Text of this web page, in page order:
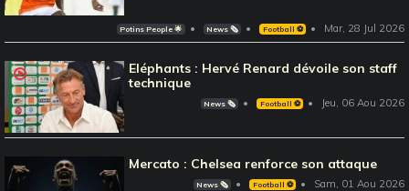
Potins People 🌟 News 🗞️ Football ⚽️ Mar, 28 Jul 2026
Eléphants : Hervé Renard dévoile son staff
technique
News 🗞️ Football ⚽️ Jeu, 06 Aou 2026
Mercato : Chelsea renforce son attaque
News 🗞️ Football ⚽️ Sam, 01 Aou 2026